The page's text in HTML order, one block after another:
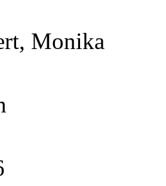
Monika